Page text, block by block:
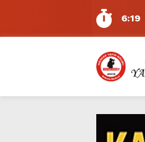
6:19
6:17
11:14
11:10
5:17
5:15
6:54